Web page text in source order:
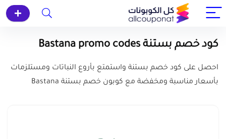
كود خصم بستنة Bastana promo codes
احصل على كود خصم بستنة واستمتع بأروع النباتات ومستلزمات
بأسعار مناسبة ومخفضة مع كوبون خصم بستنة Bastana